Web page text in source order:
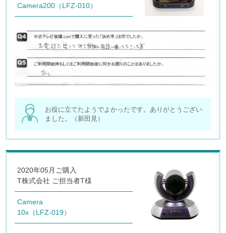
Camera200（LFZ-010）
お役に立てたようでよかったです。ありがとうござい
ました。（新田見）
2020年05月ご購入
T株式会社 ご担当者T様
Camera
10x（LFZ-019）